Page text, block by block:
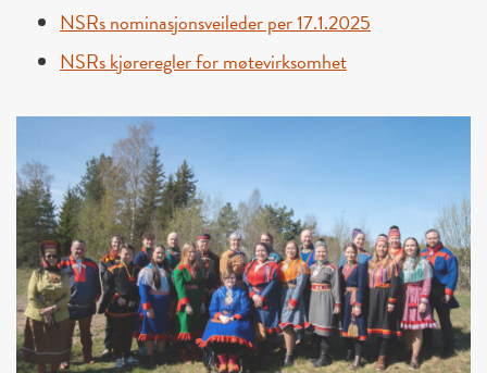
NSRs nominasjonsveileder per 17.1.2025
NSRs kjøreregler for møtevirksomhet